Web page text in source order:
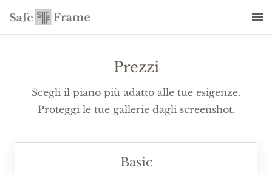
Prezzi
Scegli il piano più adatto alle tue esigenze.
Proteggi le tue gallerie dagli screenshot.
Basic